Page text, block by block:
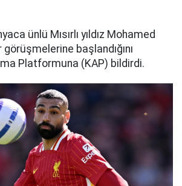
ünlü Mısırlı yıldız Mohamed
başlandığını
Platformuna (KAP) bildirdi.